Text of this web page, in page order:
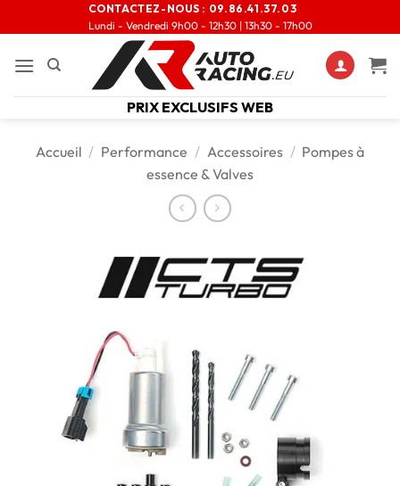
CONTACTEZ-NOUS : 09.86.41.37.03
Lundi - Vendredi 9h00 - 12h30 | 13h30 - 17h00
PRIX EXCLUSIFS WEB
Accueil / Performance / Accessoires / Pompes à
essence & Valves